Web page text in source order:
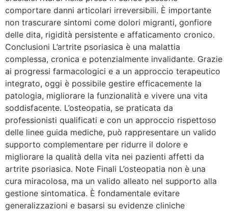
comportare danni articolari irreversibili. È importante
non trascurare sintomi come dolori migranti, gonfiore
delle dita, rigidità persistente e affaticamento cronico.
Conclusioni L’artrite psoriasica è una malattia
complessa, cronica e potenzialmente invalidante. Grazie
ai progressi farmacologici e a un approccio terapeutico
integrato, oggi è possibile gestire efficacemente la
patologia, migliorare la funzionalità e vivere una vita
soddisfacente. L’osteopatia, se praticata da
professionisti qualificati e con un approccio rispettoso
delle linee guida mediche, può rappresentare un valido
supporto complementare per ridurre il dolore e
migliorare la qualità della vita nei pazienti affetti da
artrite psoriasica. Note Finali L’osteopatia non è una
cura miracolosa, ma un valido alleato nel supporto alla
gestione sintomatica. È fondamentale evitare
generalizzazioni e basarsi su evidenze cliniche